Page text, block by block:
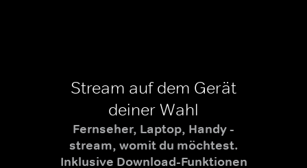
Stream auf dem Gerät
deiner Wahl
Fernseher, Laptop, Handy -
stream, womit du möchtest.
Inklusive Download-Funktionen